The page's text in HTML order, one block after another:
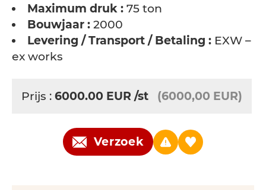
Maximum druk : 75 ton
Bouwjaar : 2000
Levering / Transport / Betaling : EXW –
ex works
Prijs : 6000.00 EUR /st (6000,00 EUR)
Verzoek